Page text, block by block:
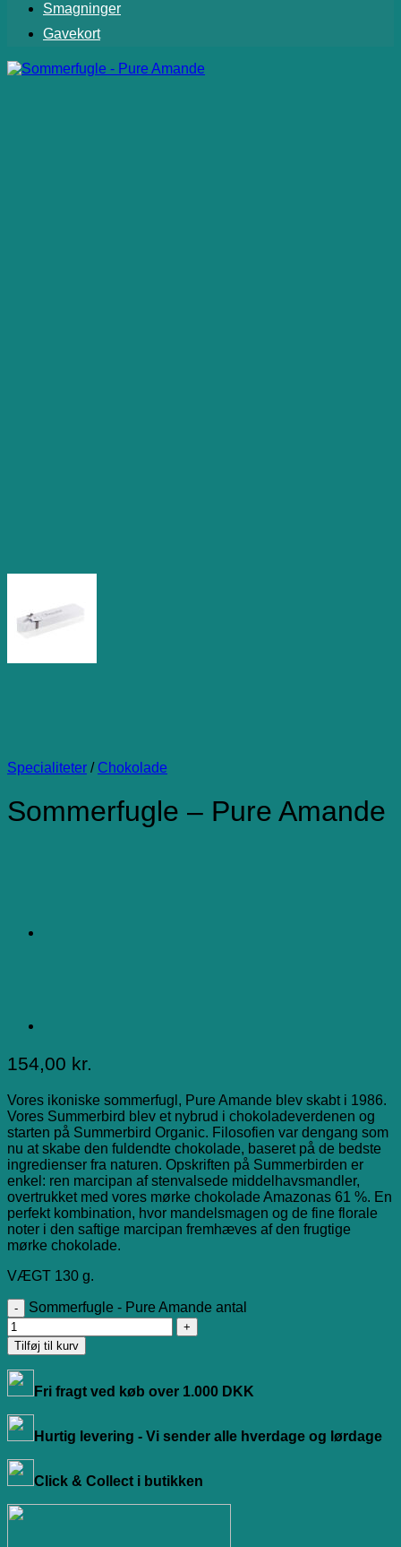
Smagninger
Gavekort
Specialiteter / Chokolade
Sommerfugle – Pure Amande
154,00 kr.
Vores ikoniske sommerfugl, Pure Amande blev skabt i 1986.
Vores Summerbird blev et nybrud i chokoladeverdenen og
starten på Summerbird Organic. Filosofien var dengang som
nu at skabe den fuldendte chokolade, baseret på de bedste
ingredienser fra naturen. Opskriften på Summerbirden er
enkel: ren marcipan af stenvalsede middelhavsmandler,
overtrukket med vores mørke chokolade Amazonas 61 %. En
perfekt kombination, hvor mandelsmagen og de fine florale
noter i den saftige marcipan fremhæves af den frugtige
mørke chokolade.
VÆGT 130 g.
Sommerfugle - Pure Amande antal
Tilføj til kurv
Fri fragt ved køb over 1.000 DKK
Hurtig levering - Vi sender alle hverdage og lørdage
Click & Collect i butikken